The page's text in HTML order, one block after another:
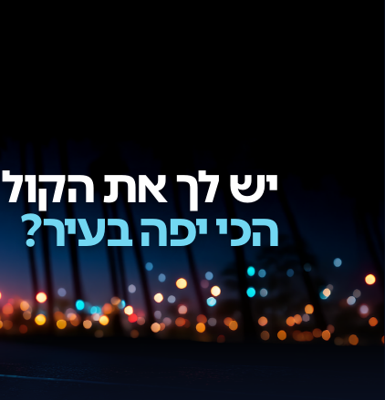
יש לך את הקול
הכי יפה בעיר?
הקול החדש בדרכים עם מנחם טוקר. בפורמט ייחודי שבו